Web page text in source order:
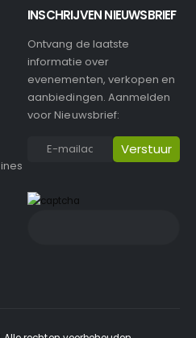
INSCHRIJVEN NIEUWSBRIEF
Ontvang de laatste
informatie over
evenementen, verkopen en
aanbiedingen. Aanmelden
voor Nieuwsbrief: